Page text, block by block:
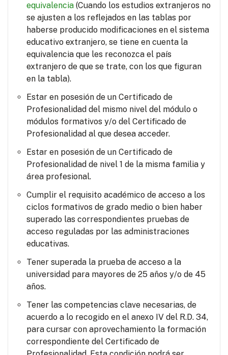
equivalencia (Cuando los estudios extranjeros no
se ajusten a los reflejados en las tablas por
haberse producido modificaciones en el sistema
educativo extranjero, se tiene en cuenta la
equivalencia que les reconozca el país
extranjero de que se trate, con los que figuran
en la tabla).
Estar en posesión de un Certificado de
Profesionalidad del mismo nivel del módulo o
módulos formativos y/o del Certificado de
Profesionalidad al que desea acceder.
Estar en posesión de un Certificado de
Profesionalidad de nivel 1 de la misma familia y
área profesional.
Cumplir el requisito académico de acceso a los
ciclos formativos de grado medio o bien haber
superado las correspondientes pruebas de
acceso reguladas por las administraciones
educativas.
Tener superada la prueba de acceso a la
universidad para mayores de 25 años y/o de 45
años.
Tener las competencias clave necesarias, de
acuerdo a lo recogido en el anexo IV del R.D. 34,
para cursar con aprovechamiento la formación
correspondiente del Certificado de